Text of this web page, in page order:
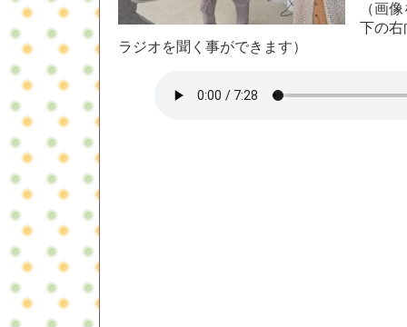
（画
下の右
ラジオを聞く事ができます）